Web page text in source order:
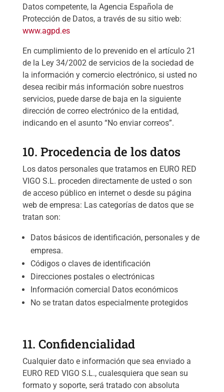
Datos competente, la Agencia Española de
Protección de Datos, a través de su sitio web:
www.agpd.es
En cumplimiento de lo prevenido en el artículo 21
de la Ley 34/2002 de servicios de la sociedad de
la información y comercio electrónico, si usted no
desea recibir más información sobre nuestros
servicios, puede darse de baja en la siguiente
dirección de correo electrónico de la entidad,
indicando en el asunto “No enviar correos”.
10. Procedencia de los datos
Los datos personales que tratamos en EURO RED
VIGO S.L. proceden directamente de usted o son
de acceso público en internet o desde su página
web de empresa: Las categorías de datos que se
tratan son:
Datos básicos de identificación, personales y de
empresa.
Códigos o claves de identificación
Direcciones postales o electrónicas
Información comercial Datos económicos
No se tratan datos especialmente protegidos
11. Confidencialidad
Cualquier dato e información que sea enviado a
EURO RED VIGO S.L., cualesquiera que sean su
formato y soporte, será tratado con absoluta